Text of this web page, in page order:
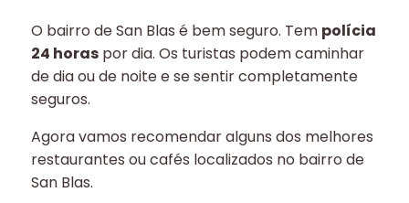
O bairro de San Blas é bem seguro. Tem polícia
24 horas por dia. Os turistas podem caminhar
de dia ou de noite e se sentir completamente
seguros.
Agora vamos recomendar alguns dos melhores
restaurantes ou cafés localizados no bairro de
San Blas.